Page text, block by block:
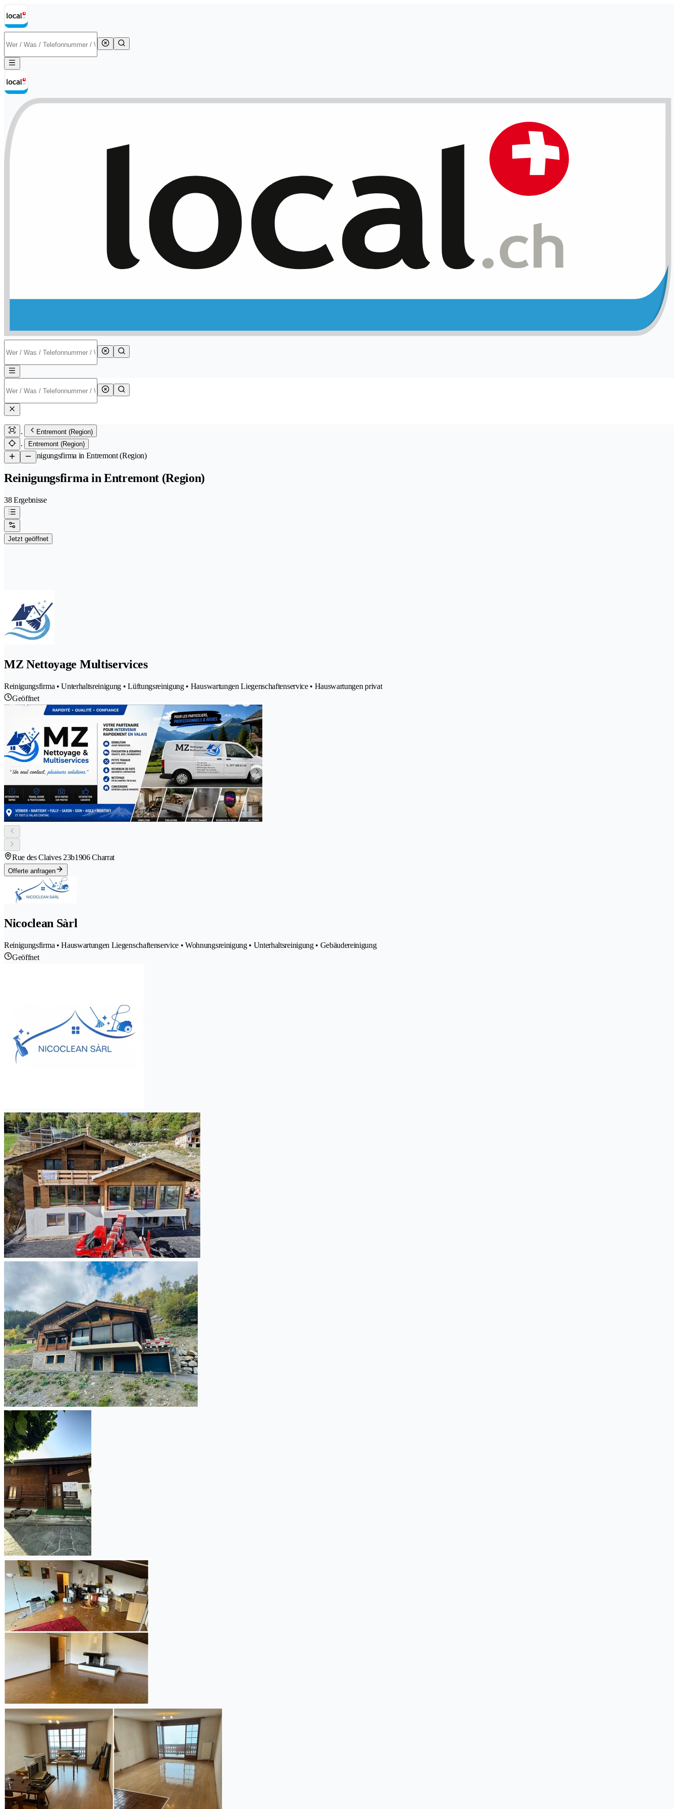
Entremont (Region)
Entremont (Region)
/Reinigungsfirma in Entremont (Region)
Reinigungsfirma in Entremont (Region)
38 Ergebnisse
Jetzt geöffnet
MZ Nettoyage Multiservices
Reinigungsfirma • Unterhaltsreinigung • Lüftungsreinigung • Hauswartungen Liegenschaftenservice • Hauswartungen privat
Geöffnet
Rue des Claives 23b1906 Charrat
Offerte anfragen
Nicoclean Sàrl
Reinigungsfirma • Hauswartungen Liegenschaftenservice • Wohnungsreinigung • Unterhaltsreinigung • Gebäudereinigung
Geöffnet